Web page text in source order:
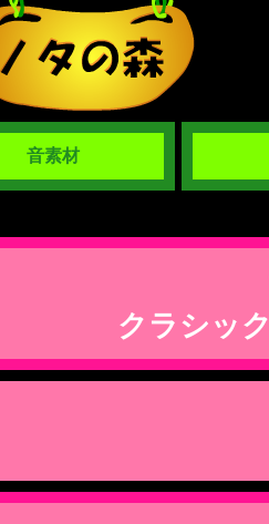
音素材
クラシッ